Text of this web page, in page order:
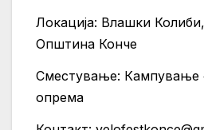
Локација: Влашки
Општина Конче
Сместување: Кампување
опрема